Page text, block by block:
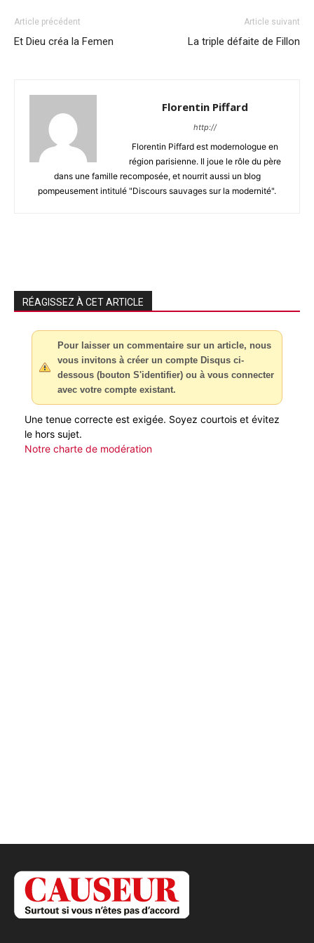
Article précédent
Et Dieu créa la Femen
Article suivant
La triple défaite de Fillon
Florentin Piffard
http://
Florentin Piffard est modernologue en
région parisienne. Il joue le rôle du père
dans une famille recomposée, et nourrit aussi un blog
pompeusement intitulé "Discours sauvages sur la modernité".
RÉAGISSEZ À CET ARTICLE
Pour laisser un commentaire sur un article, nous
vous invitons à créer un compte Disqus ci-
dessous (bouton S'identifier) ou à vous connecter
avec votre compte existant.
Une tenue correcte est exigée. Soyez courtois et évitez
le hors sujet.
Notre charte de modération